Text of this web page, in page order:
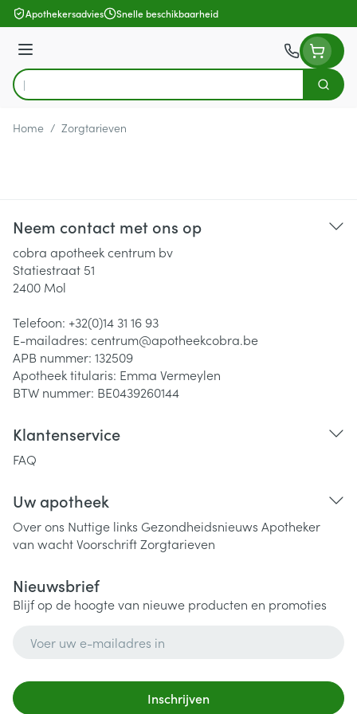
Ga naar de inhoud
Apothekersadvies Snelle beschikbaarheid
Menu
Product, merk, categorie...
Zoek
Home / Zorgtarieven
Neem contact met ons op
cobra apotheek centrum bv
Statiestraat 51
2400 Mol
Telefoon: +32(0)14 31 16 93
E-mailadres: centrum@apotheekcobra.be
APB nummer: 132509
Apotheek titularis: Emma Vermeylen
BTW nummer: BE0439260144
Klantenservice
FAQ
Uw apotheek
Over ons Nuttige links Gezondheidsnieuws Apotheker
van wachtVoorschriftZorgtarieven
Nieuwsbrief
Blijf op de hoogte van nieuwe producten en promoties
Inschrijven